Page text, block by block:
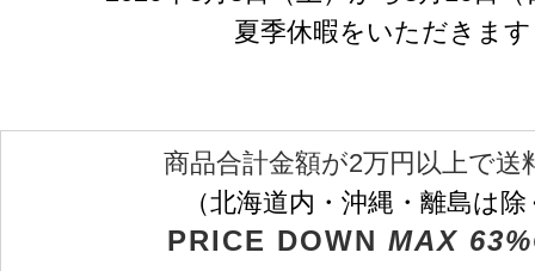
夏季休暇をいただきます
商品合計金額が2万円以上で送
（北海道内・沖縄・離島は
PRICE DOWN MAX